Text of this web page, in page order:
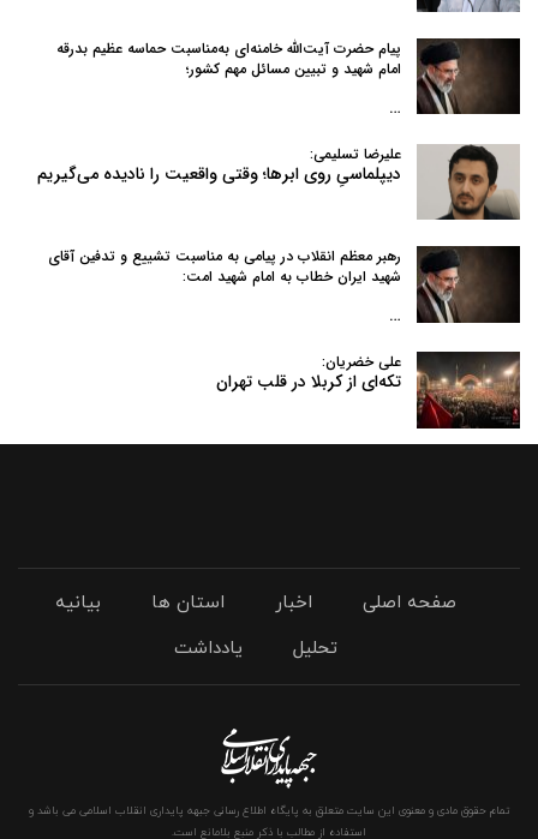
پیام حضرت آیت‌الله خامنه‌ای به‌مناسبت حماسه عظیم بدرقه
امام شهید و تبیین مسائل مهم کشور؛
…
علیرضا تسلیمی:
دیپلماسیِ روی ابرها؛ وقتی واقعیت را نادیده می‌گیریم
رهبر معظم انقلاب در پیامی به‌ مناسبت تشییع و تدفین آقای
شهید ایران خطاب به امام شهید امت:
…
علی خضریان:
تکه‌ای از کربلا در قلب تهران
صفحه اصلی اخبار استان ها
بیانیه
تحلیل
یادداشت
تمام حقوق مادی و معنوی این سایت متعلق به پایگاه اطلاع رسانی جبهه پایداری انقلاب اسلامی می باشد و
استفاده از مطالب با ذکر منبع بلامانع است.